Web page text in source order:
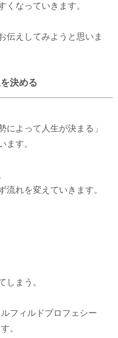
くなっていきます。
伝えしてみようと思いま
決める
によって人生が決まる」
ます。
流れを変えていきます。
しまう。
フィルドプロフェシー
。